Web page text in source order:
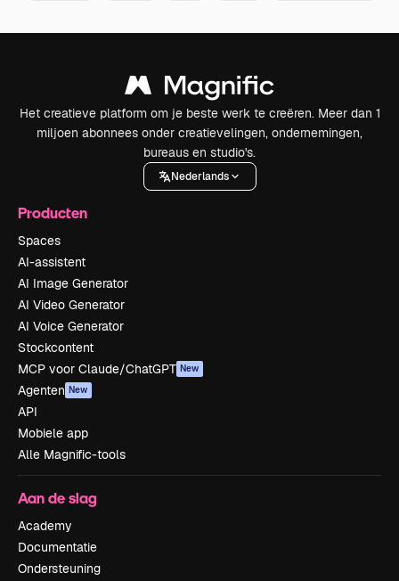
Het creatieve platform om je beste werk te creëren. Meer dan 1
miljoen abonnees onder creatievelingen, ondernemingen,
bureaus en studio's.
Nederlands
Producten
Spaces
AI-assistent
AI Image Generator
AI Video Generator
AI Voice Generator
Stockcontent
MCP voor Claude/ChatGPT New
Agenten New
API
Mobiele app
Alle Magnific-tools
Aan de slag
Academy
Documentatie
Ondersteuning